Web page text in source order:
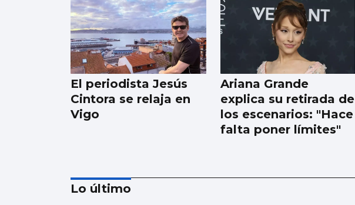
El periodista Jesús
Cintora se relaja en
Vigo
Ariana Grande
explica su retirada de
los escenarios: "Hace
falta poner límites"
Lo último